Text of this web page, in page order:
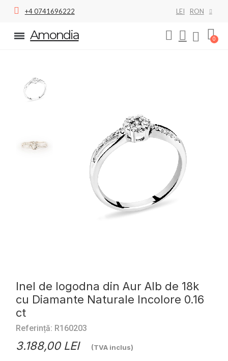
+4 0741696222 LEI RON
Amondia
Inel de logodna din Aur Alb de 18k
cu Diamante Naturale Incolore 0.16
ct
Referință: R160203
3.188,00 LEI (TVA inclus)